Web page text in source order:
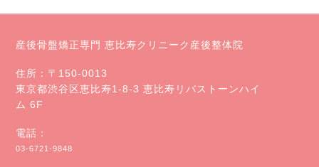
産後骨盤矯正専門 恵比寿クリニーク産後整体院
住所：〒150-0013
東京都渋谷区恵比寿1-8-3 恵比寿リバストーンハイ
ム 6F
電話：
03-6721-9848